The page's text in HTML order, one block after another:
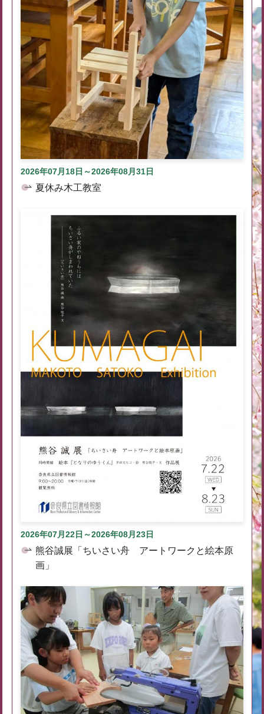
2026年07月18日～2026年08月31日
夏休み木工教室
2026年07月22日～2026年08月23日
熊谷誠展「ちいさい舟 アートワークと絵本原
画」